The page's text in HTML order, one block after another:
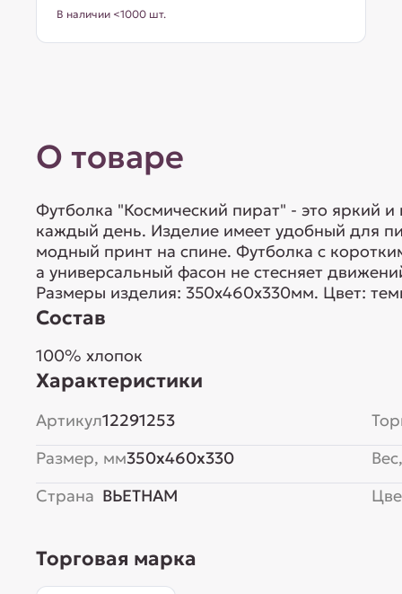
В наличии <1000 шт.
О товаре
Футболка "Космический пират" - это яркий
каждый день. Изделие имеет удобный для
модный принт на спине. Футболка с
а универсальный фасон не стесняет
Размеры изделия: 350х460х330мм. Цвет:
Состав
100% хлопок
Характеристики
Артикул12291253
Размер, мм350x460x330
Страна ВЬЕТНАМ
Торговая марка